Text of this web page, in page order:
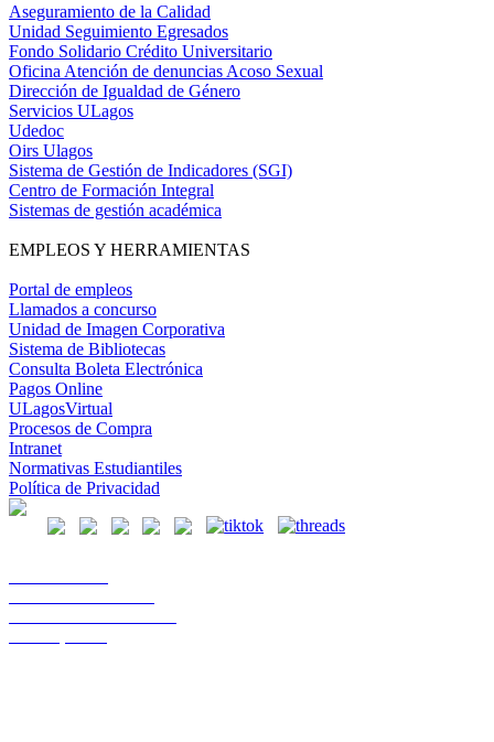
Aseguramiento de la Calidad
Unidad Seguimiento Egresados
Fondo Solidario Crédito Universitario
Oficina Atención de denuncias Acoso Sexual
Dirección de Igualdad de Género
Servicios ULagos
Udedoc
Oirs Ulagos
Sistema de Gestión de Indicadores (SGI)
Centro de Formación Integral
Sistemas de gestión académica
EMPLEOS Y HERRAMIENTAS
Portal de empleos
Llamados a concurso
Unidad de Imagen Corporativa
Sistema de Bibliotecas
Consulta Boleta Electrónica
Pagos Online
ULagosVirtual
Procesos de Compra
Intranet
Normativas Estudiantiles
Política de Privacidad